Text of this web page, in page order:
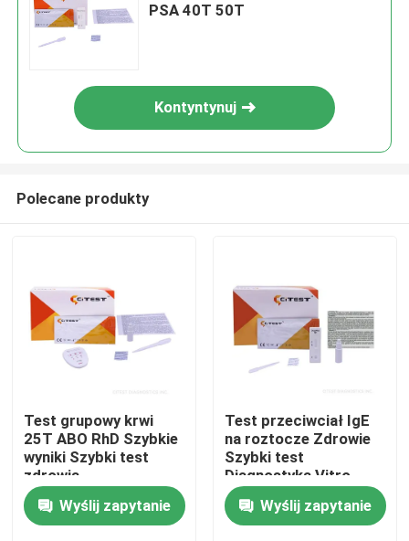
Dom
Produkty
PSA 40T 50T
Kontyntynuj
Polecane produkty
Test grupowy krwi
25T ABO RhD Szybkie
wyniki Szybki test
zdrowia
Wyślij zapytanie
Test przeciwciał IgE
na roztocze Zdrowie
Szybki test
Diagnostyka Vitro
Wyślij zapytanie